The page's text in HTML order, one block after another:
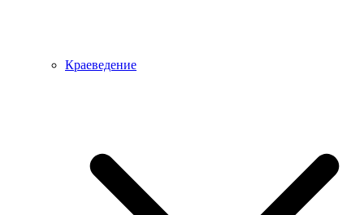
Краеведение